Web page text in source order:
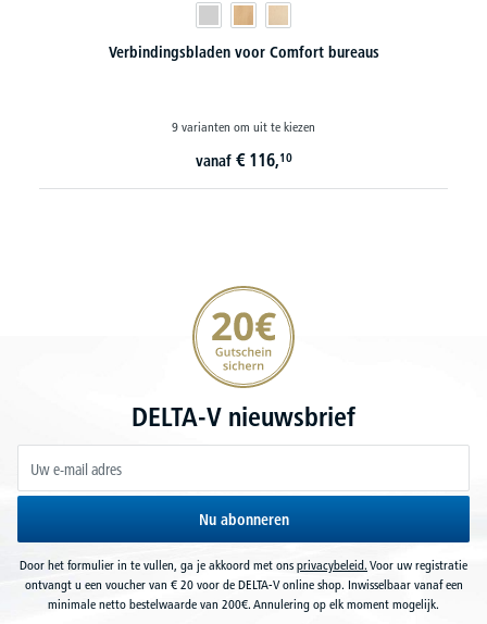
Verbindingsbladen voor Comfort bureaus
9 varianten om uit te kiezen
vanaf € 116,10
20€ korting verzekeren
DELTA-V nieuwsbrief
Nu abonneren
Door het formulier in te vullen, ga je akkoord met ons privacybeleid. Voor uw registratie
ontvangt u een voucher van € 20 voor de DELTA-V online shop. Inwisselbaar vanaf een
minimale netto bestelwaarde van 200€. Annulering op elk moment mogelijk.